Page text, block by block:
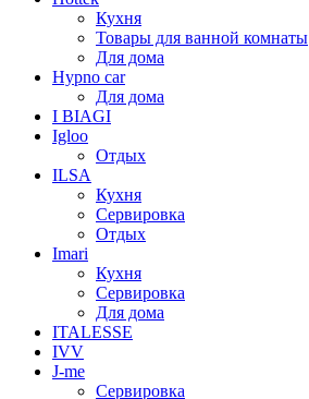
Кухня
Товары для ванной комнаты
Для дома
Hypno car
Для дома
I BIAGI
Igloo
Отдых
ILSA
Кухня
Сервировка
Отдых
Imari
Кухня
Сервировка
Для дома
ITALESSE
IVV
J-me
Сервировка